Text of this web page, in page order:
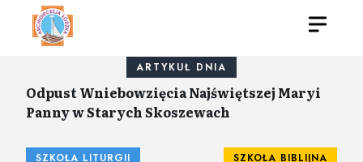
ARTYKUŁ DNIA
Odpust Wniebowzięcia Najświętszej Maryi
Panny w Starych Skoszewach
SZKOŁA LITURGII SZKOŁA BIBLIJNA